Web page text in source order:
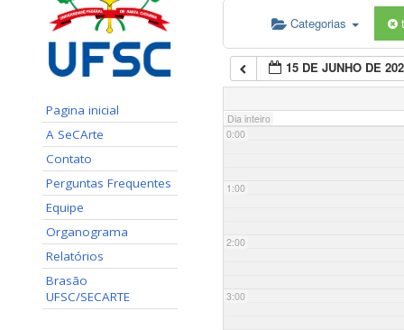
Pagina inicial
A SeCArte
Contato
Perguntas Frequentes
Equipe
Organograma
Relatórios
Brasão
UFSC/SECARTE
Categorias
15 DE JUNHO DE
Dia inteiro
0:00
1:00
2:00
3:00